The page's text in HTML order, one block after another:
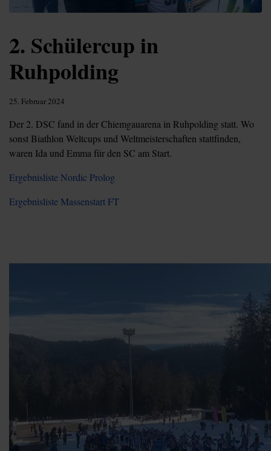
2. Schülercup in
Ruhpolding
25. Februar 2024
Der 2. DSC fand in der Chiemgauarena in Ruhpolding statt. Wo
sonst Biathlon Weltcups und Weltmeisterschaften stattfinden,
waren Ida und Emma für den SC am Start.
Ergebnisliste Nordic Prolog
Ergebnisliste Massenstart FT